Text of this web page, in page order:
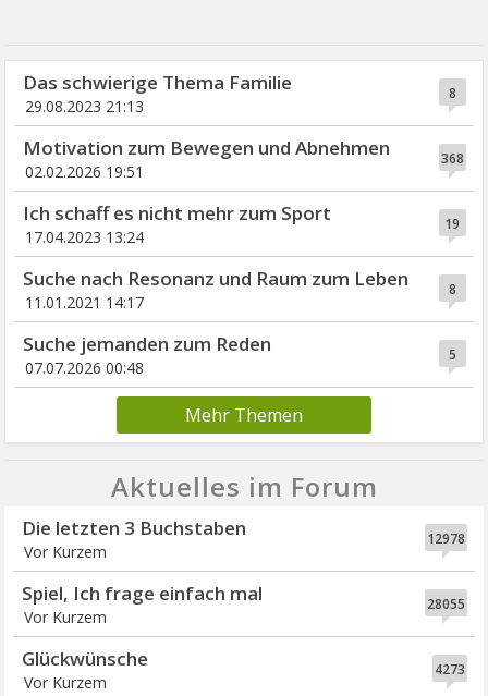
8
Das schwierige Thema Familie
29.08.2023 21:13
368
Motivation zum Bewegen und Abnehmen
02.02.2026 19:51
19
Ich schaff es nicht mehr zum Sport
17.04.2023 13:24
8
Suche nach Resonanz und Raum zum Leben
11.01.2021 14:17
5
Suche jemanden zum Reden
07.07.2026 00:48
Mehr Themen
Aktuelles im Forum
12978
Die letzten 3 Buchstaben
Vor Kurzem
28055
Spiel, Ich frage einfach mal
Vor Kurzem
4273
Glückwünsche
Vor Kurzem